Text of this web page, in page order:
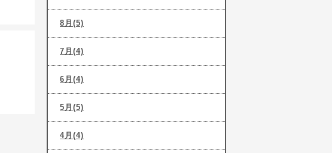
8月(5)
7月(4)
6月(4)
5月(5)
4月(4)